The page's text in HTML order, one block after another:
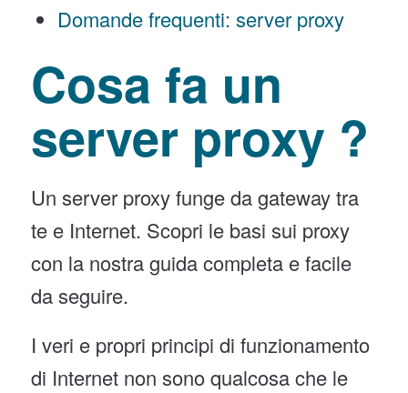
Domande frequenti: server proxy
Cosa fa un
server proxy ?
Un server proxy funge da gateway tra
te e Internet. Scopri le basi sui proxy
con la nostra guida completa e facile
da seguire.
I veri e propri principi di funzionamento
di Internet non sono qualcosa che le